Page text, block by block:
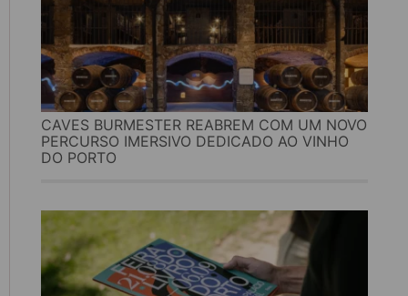
CAVES BURMESTER REABREM COM UM NOVO
PERCURSO IMERSIVO DEDICADO AO VINHO
DO PORTO